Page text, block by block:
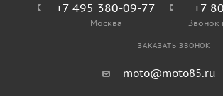
+7 495 380-09-77
Москва
+7
Звонок
ЗАКАЗАТЬ ЗВОНОК
moto@moto85.ru